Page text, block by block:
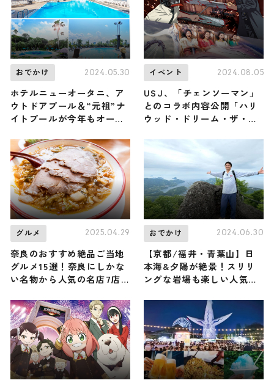
おでかけ 2024.05.30
ホテルニューオータニ、ア
ウトドアプール＆“元祖”ナ
イトプールが今年もオープ
堪能
イベント 2024.08.05
USJ、「チェンソーマン」
とのコラボ内容公開「ハリ
ウッド・ドリーム・ザ・ラ
BACK」搭載
グルメ 2025.04.29
奈良のおすすめ絶品ご当地
グルメ15選！奈良にしかな
い名物から人気の名店7店
おでかけ 2024.06.30
【京都/福井・青葉山】日
本海&夕陽が絶景！スリリ
ングな岩場も楽しい人気の
頂！（登山で頂きメシ！コ
ラボ企画）